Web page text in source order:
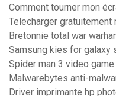
Comment tourner mon
Telecharger gratuitement
Bretonnie total war
Samsung kies for galaxy
Spider man 3 video
Malwarebytes anti-
Driver imprimante hp